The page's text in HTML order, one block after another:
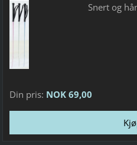
Snert og
Din pris: NOK 69,00